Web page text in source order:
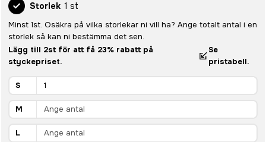
Storlek 1 st
Minst 1st. Osäkra på vilka storlekar ni vill ha? Ange totalt antal i en
storlek så kan ni bestämma det sen.
Lägg till 2st för att få 23% rabatt på
styckepriset.
Se
pristabell.
S
M
L